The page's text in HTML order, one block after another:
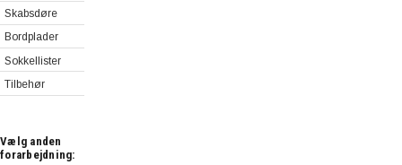
Moduler
40 cm
Hjørnemoduler
80 cm
Skabsmoduler
40 cm
80 cm
Hylder
40 cm
Hylder
100 cm
specialmål
Hjørnehylder
Skabsdøre
Bordplader
Skriveplader
Skrivebordsplader
Sokkellister
Tilbehør
Vælg anden
forarbejdning: